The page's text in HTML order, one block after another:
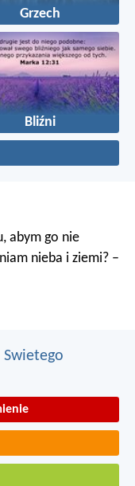
Grzech
Bliźni
abym go nie
nieba i ziemi? –